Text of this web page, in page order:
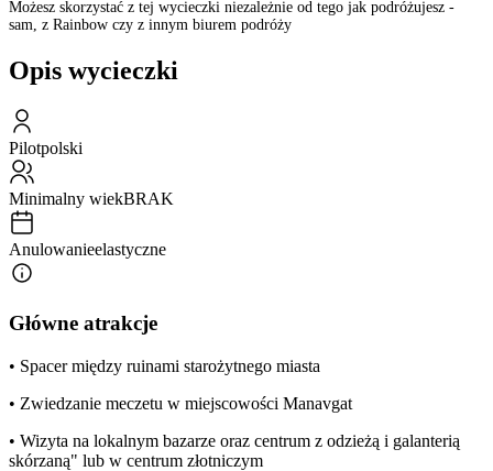
Możesz skorzystać z tej wycieczki niezależnie od tego jak podróżujesz -
sam, z Rainbow czy z innym biurem podróży
Opis wycieczki
Pilotpolski
Minimalny wiekBRAK
Anulowanieelastyczne
Główne atrakcje
• Spacer między ruinami starożytnego miasta
• Zwiedzanie meczetu w miejscowości Manavgat
• Wizyta na lokalnym bazarze oraz centrum z odzieżą i galanterią
skórzaną" lub w centrum złotniczym